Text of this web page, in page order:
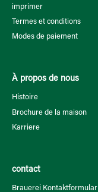
imprimer
Termes et conditions
Modes de paiement
À propos de nous
Histoire
Brochure de la maison
Karriere
contact
Brauerei Kontaktformular